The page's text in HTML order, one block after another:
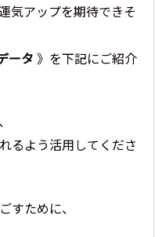
気アップを期待できそ
ータ 》を下記にご紹介
るよう活用してくださ
すために、